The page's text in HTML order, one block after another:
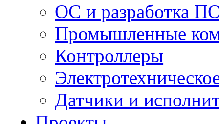
ОС и разработка
Промышленные
Контроллеры
Датчики и